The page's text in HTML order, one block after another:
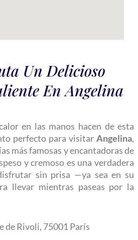
Un Delicioso
En Angelina
en las manos hacen de esta
perfecto para visitarAngelina,
más famosas y encantadoras de
y cremoso es una verdadera
sin prisa —ya sea en su
llevar mientras paseas por la
de Rivoli, 75001 París